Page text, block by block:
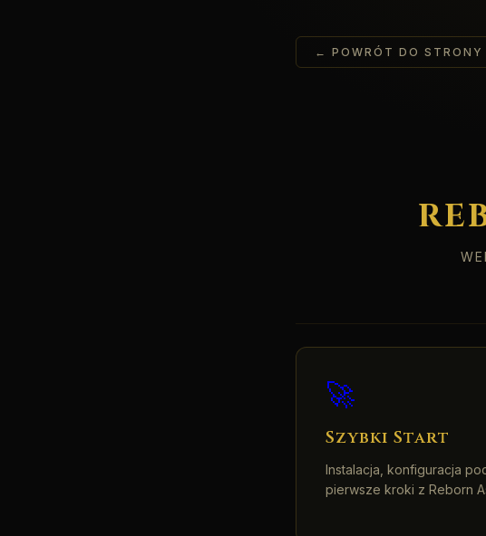
← POWRÓT DO STRONY
🚀
Szybki Start
Instalacja, konfiguracja
pierwsze kroki z Reborn